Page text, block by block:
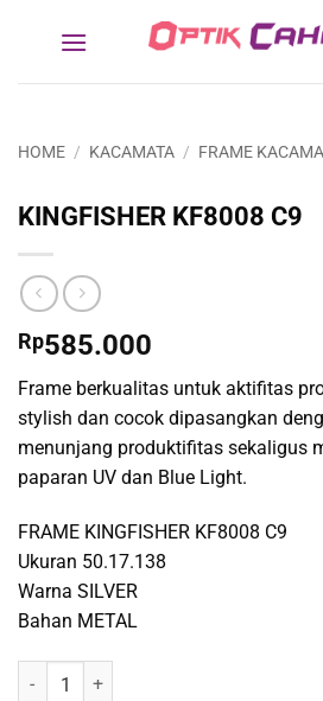
HOME / KACAMATA / FRAME
KINGFISHER KF8008 C9
Rp585.000
Frame berkualitas untuk aktifitas
stylish dan cocok dipasangkan
menunjang produktifitas sekaligus
paparan UV dan Blue Light.
FRAME KINGFISHER KF8008 C9
Ukuran 50.17.138
Warna SILVER
Bahan METAL
KINGFISHER KF8008 C9 quantity